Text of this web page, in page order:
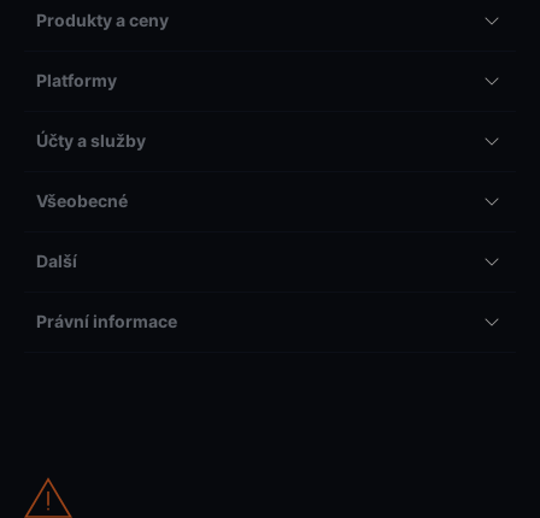
Produkty a ceny
Platformy
Účty a služby
Všeobecné
Další
Právní informace